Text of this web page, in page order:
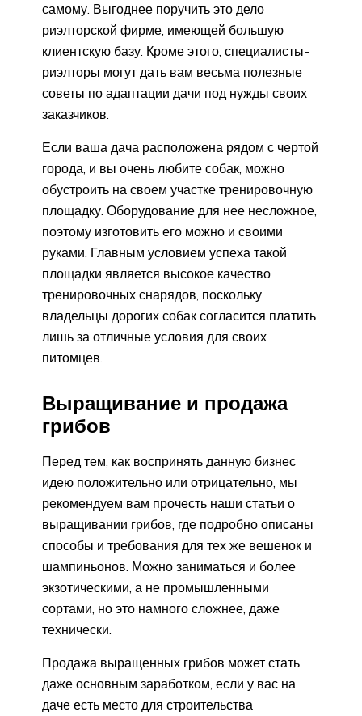
самому. Выгоднее поручить это дело
риэлторской фирме, имеющей большую
клиентскую базу. Кроме этого, специалисты-
риэлторы могут дать вам весьма полезные
советы по адаптации дачи под нужды своих
заказчиков.
Если ваша дача расположена рядом с чертой
города, и вы очень любите собак, можно
обустроить на своем участке тренировочную
площадку. Оборудование для нее несложное,
поэтому изготовить его можно и своими
руками. Главным условием успеха такой
площадки является высокое качество
тренировочных снарядов, поскольку
владельцы дорогих собак согласится платить
лишь за отличные условия для своих
питомцев.
Выращивание и продажа
грибов
Перед тем, как воспринять данную бизнес
идею положительно или отрицательно, мы
рекомендуем вам прочесть наши статьи о
выращивании грибов, где подробно описаны
способы и требования для тех же вешенок и
шампиньонов. Можно заниматься и более
экзотическими, а не промышленными
сортами, но это намного сложнее, даже
технически.
Продажа выращенных грибов может стать
даже основным заработком, если у вас на
даче есть место для строительства